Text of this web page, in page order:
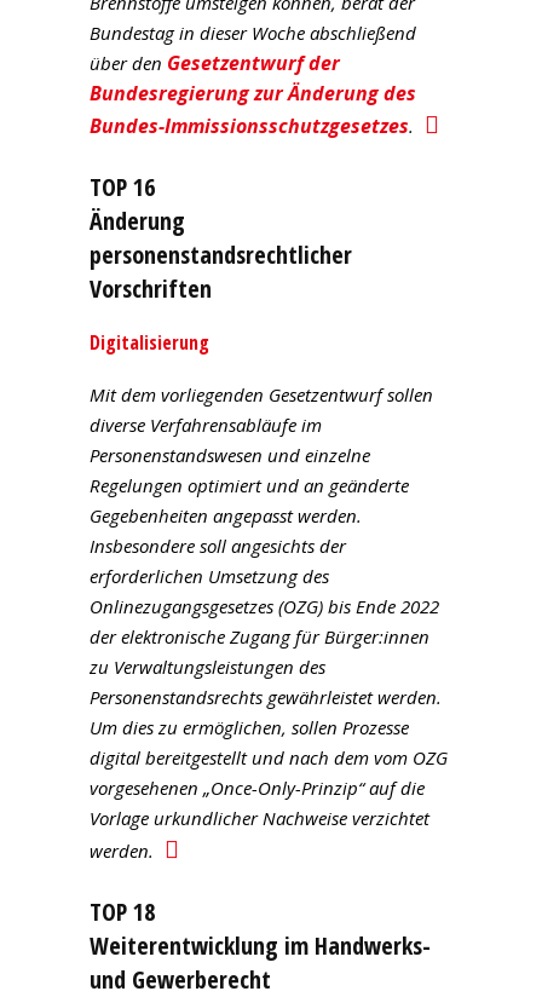
Bundestag in dieser Woche abschließend
über den Gesetzentwurf der
Bundesregierung zur Änderung des
Bundes-Immissionsschutzgesetzes.
TOP 16
Änderung
personenstandsrechtlicher
Vorschriften
Digitalisierung
Mit dem vorliegenden Gesetzentwurf sollen
diverse Verfahrensabläufe im
Personenstandswesen und einzelne
Regelungen optimiert und an geänderte
Gegebenheiten angepasst werden.
Insbesondere soll angesichts der
erforderlichen Umsetzung des
Onlinezugangsgesetzes (OZG) bis Ende 2022
der elektronische Zugang für Bürger:innen
zu Verwaltungsleistungen des
Personenstandsrechts gewährleistet werden.
Um dies zu ermöglichen, sollen Prozesse
digital bereitgestellt und nach dem vom OZG
vorgesehenen „Once-Only-Prinzip“ auf die
Vorlage urkundlicher Nachweise verzichtet
werden.
TOP 18
Weiterentwicklung im Handwerks-
und Gewerberecht